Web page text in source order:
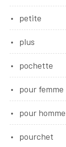
petite
plus
pochette
pour femme
pour homme
pourchet